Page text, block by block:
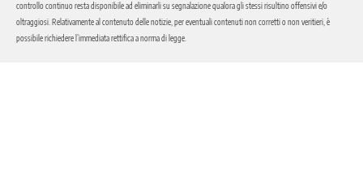
controllo continuo resta disponibile ad eliminarli su segnalazione qualora gli stessi risultino offensivi e/o
oltraggiosi. Relativamente al contenuto delle notizie, per eventuali contenuti non corretti o non veritieri, è
possibile richiedere l’immediata rettifica a norma di legge.